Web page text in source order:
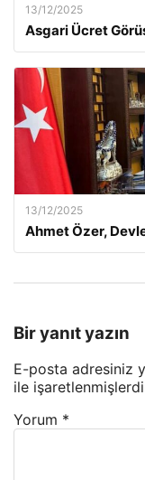
13/12/2025
Asgari Ücret
13/12/2025
Ahmet Özer,
Bir yanıt yazın
E-posta adresiniz
ile
Yorum *